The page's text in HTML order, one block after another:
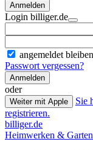
Anmelden
Login billiger.de
angemeldet bleiben
Passwort vergessen?
Anmelden
oder
Weiter mit Apple
Sie
registrieren.
billiger.de
Heimwerken & Garten